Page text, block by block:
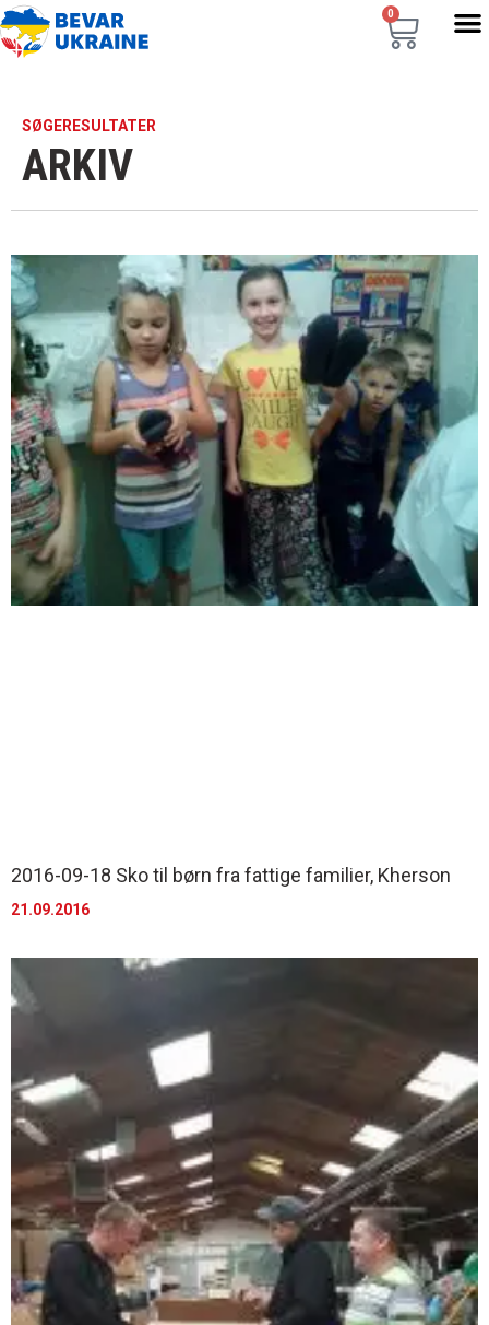
0
SØGERESULTATER
ARKIV
2016-09-18 Sko til børn fra fattige familier, Kherson
21.09.2016